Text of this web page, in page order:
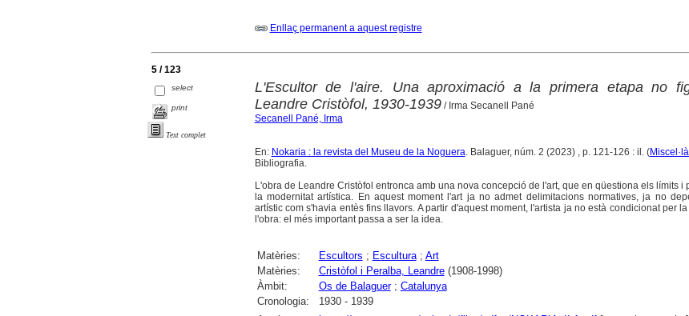
Enllaç permanent a aquest registre
5 / 123
select
print
Text complet
L'Escultor de l'aire. Una aproximació a la primera etapa no
Leandre Cristòfol, 1930-1939/ Irma Secanell Pané
Secanell Pané, Irma
En: Nokaria : la revista del Museu de la Noguera. Balaguer, núm. 2 (2023) , p. 121-126 : il. (
Bibliografia.
L'obra de Leandre Cristòfol entronca amb una nova concepció de l'art, que en qüestiona els límits i
la modernitat artística. En aquest moment l'art ja no admet delimitacions normatives, ja no
artístic com s'havia entès fins llavors. A partir d'aquest moment, l'artista ja no està condicionat per
l'obra: el més important passa a ser la idea.
Matèries: Escultors ; Escultura; Art
Matèries:
Cristòfol i Peralba, Leandre(1908-1998)
Àmbit:
Os de Balaguer; Catalunya
Cronologia:
1930 - 1939